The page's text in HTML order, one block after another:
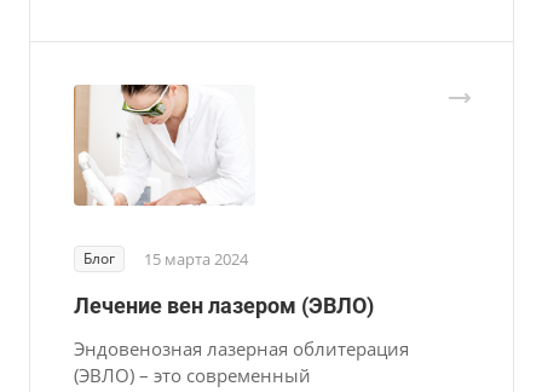
Блог 15 марта 2024
Лечение вен лазером (ЭВЛО)
Эндовенозная лазерная облитерация
(ЭВЛО) – это современный